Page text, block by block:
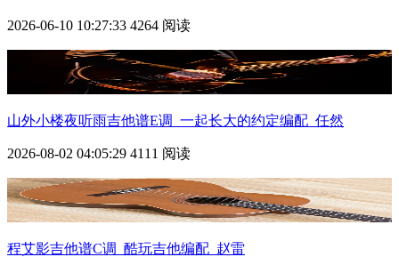
2026-06-10 10:27:33 4264 阅读
山外小楼夜听雨吉他谱E调_一起长大的约定编配_任然
2026-08-02 04:05:29 4111 阅读
程艾影吉他谱C调_酷玩吉他编配_赵雷